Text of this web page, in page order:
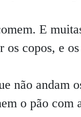
E
os copos, e os
não andam
o pão com